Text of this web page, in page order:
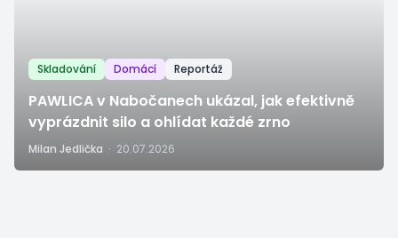
Skladování Domácí Reportáž
PAWLICA v Nabočanech ukázal, jak efektivně
vyprázdnit silo a ohlídat každé zrno
Milan Jedlička · 20.07.2026